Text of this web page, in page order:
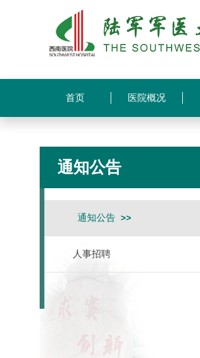
首页 医院概况
通知公告
通知公告
人事招聘